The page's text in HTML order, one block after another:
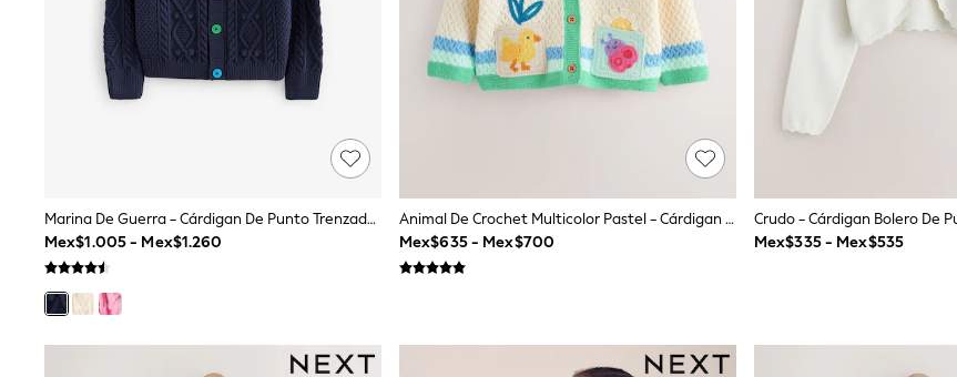
Occasion and Party Dresses
Floral Dresses
Sequin Dresses
Short Sleeve Dresses
Longsleeve Dresses
Multipacks
All Underwear
Pyjamas
Socks & Tights
Bags
Marina De Guerra - Cárdigan De Punto Trenzado De Algodón Little Bird By Jools Oliver
Mex$1.005 - Mex$1.260
Animal De Crochet Multicolor Pastel - Cárdigan De Punto Para Bebé (0meses -2años)
Mex$635 - Mex$700
Mex$335 - Mex$535